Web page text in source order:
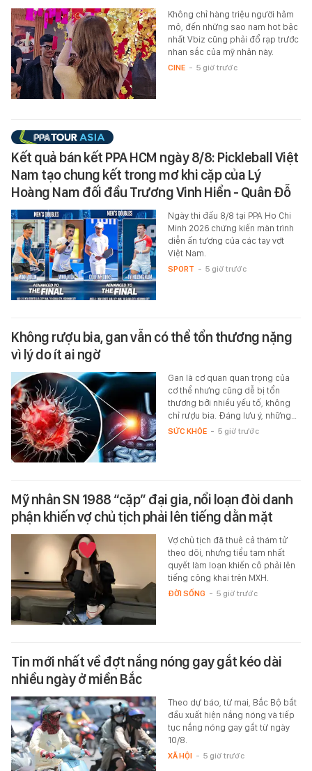
Không chỉ hàng triệu người hâm
mộ, đến những sao nam hot bậc
nhất Vbiz cũng phải đổ rạp trước
nhan sắc của mỹ nhân này.
CINE - 5 giờ trước
Kết quả bán kết PPA HCM ngày 8/8: Pickleball Việt
Nam tạo chung kết trong mơ khi cặp của Lý
Hoàng Nam đối đầu Trương Vinh Hiển - Quân Đỗ
Ngày thi đấu 8/8 tại PPA Ho Chi
Minh 2026 chứng kiến màn trình
diễn ấn tượng của các tay vợt
Việt Nam.
SPORT - 5 giờ trước
Không rượu bia, gan vẫn có thể tổn thương nặng
vì lý do ít ai ngờ
Gan là cơ quan quan trọng của
cơ thể nhưng cũng dễ bị tổn
thương bởi nhiều yếu tố, không
chỉ rượu bia. Đáng lưu ý, những…
SỨC KHỎE - 5 giờ trước
Mỹ nhân SN 1988 “cặp” đại gia, nổi loạn đòi danh
phận khiến vợ chủ tịch phải lên tiếng dằn mặt
Vợ chủ tịch đã thuê cả thám tử
theo dõi, nhưng tiểu tam nhất
quyết làm loạn khiến cô phải lên
tiếng công khai trên MXH.
ĐỜI SỐNG - 5 giờ trước
Tin mới nhất về đợt nắng nóng gay gắt kéo dài
nhiều ngày ở miền Bắc
Theo dự báo, từ mai, Bắc Bộ bắt
đầu xuất hiện nắng nóng và tiếp
tục nắng nóng gay gắt từ ngày
10/8.
XÃ HỘI - 5 giờ trước